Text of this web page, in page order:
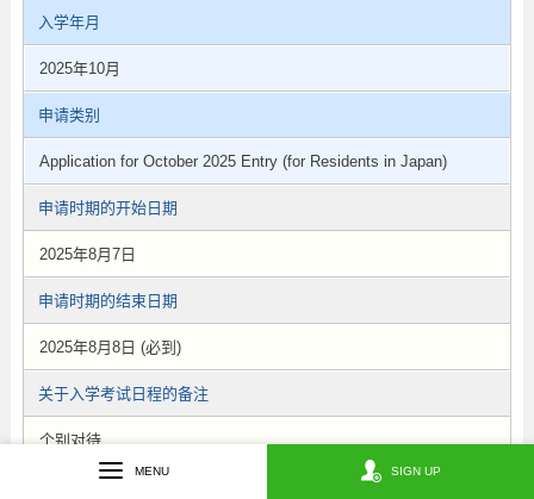
入学年月
2025年10月
申请类别
Application for October 2025 Entry (for Residents in Japan)
申请时期的开始日期
2025年8月7日
申请时期的结束日期
2025年8月8日 (必到)
关于入学考试日程的备注
个别对待
MENU SIGN UP